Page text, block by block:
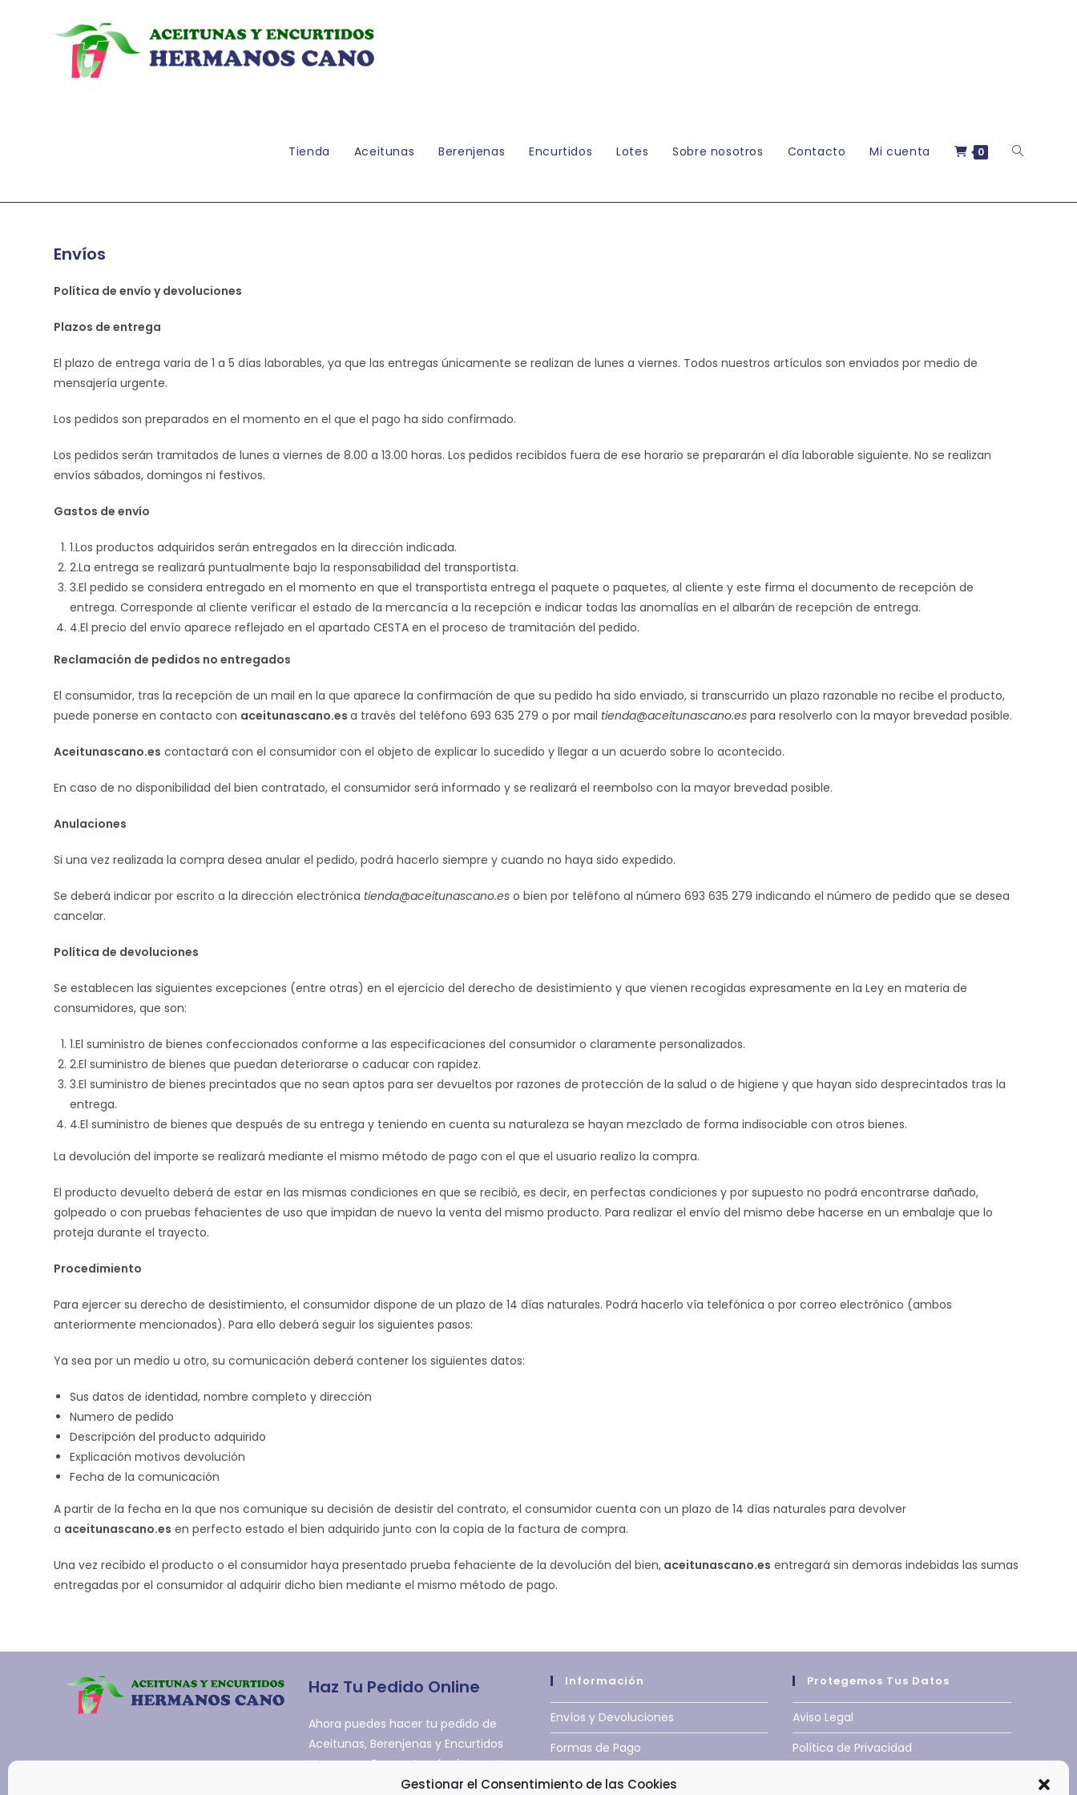
Gestionar el Consentimiento de las Cookies
Tienda Aceitunas Berenjenas Encurtidos Lotes Sobre nosotros Contacto Mi cuenta 0 Alternar
Envíos
Política de envío y devoluciones
Plazos de entrega
El plazo de entrega varia de 1 a 5 días laborables, ya que las entregas únicamente se realizan de lunes a viernes. Todos nuestros artículos son enviados por medio de
mensajería urgente.
Los pedidos son preparados en el momento en el que el pago ha sido confirmado.
Los pedidos serán tramitados de lunes a viernes de 8.00 a 13.00 horas. Los pedidos recibidos fuera de ese horario se prepararán el día laborable siguiente. No se realizan
envíos sábados, domingos ni festivos.
Gastos de envío
1.Los productos adquiridos serán entregados en la dirección indicada.
2.La entrega se realizará puntualmente bajo la responsabilidad del transportista.
3.El pedido se considera entregado en el momento en que el transportista entrega el paquete o paquetes, al cliente y este firma el documento de recepción de
entrega. Corresponde al cliente verificar el estado de la mercancía a la recepción e indicar todas las anomalías en el albarán de recepción de entrega.
4.El precio del envío aparece reflejado en el apartado CESTA en el proceso de tramitación del pedido.
Reclamación de pedidos no entregados
El consumidor, tras la recepción de un mail en la que aparece la confirmación de que su pedido ha sido enviado, si transcurrido un plazo razonable no recibe el producto,
puede ponerse en contacto con aceitunascano.esa través del teléfono 693 635 279 o por mail tienda@aceitunascano.es para resolverlo con la mayor brevedad posible.
Aceitunascano.es contactará con el consumidor con el objeto de explicar lo sucedido y llegar a un acuerdo sobre lo acontecido.
En caso de no disponibilidad del bien contratado, el consumidor será informado y se realizará el reembolso con la mayor brevedad posible.
Anulaciones
Si una vez realizada la compra desea anular el pedido, podrá hacerlo siempre y cuando no haya sido expedido.
Se deberá indicar por escrito a la dirección electrónica tienda@aceitunascano.es o bien por teléfono al número 693 635 279 indicando el número de pedido que se desea
cancelar.
Política de devoluciones
Se establecen las siguientes excepciones (entre otras) en el ejercicio del derecho de desistimiento y que vienen recogidas expresamente en la Ley en materia de
consumidores, que son:
1.El suministro de bienes confeccionados conforme a las especificaciones del consumidor o claramente personalizados.
2.El suministro de bienes que puedan deteriorarse o caducar con rapidez.
3.El suministro de bienes precintados que no sean aptos para ser devueltos por razones de protección de la salud o de higiene y que hayan sido desprecintados tras la
entrega.
4.El suministro de bienes que después de su entrega y teniendo en cuenta su naturaleza se hayan mezclado de forma indisociable con otros bienes.
La devolución del importe se realizará mediante el mismo método de pago con el que el usuario realizo la compra.
El producto devuelto deberá de estar en las mismas condiciones en que se recibió, es decir, en perfectas condiciones y por supuesto no podrá encontrarse dañado,
golpeado o con pruebas fehacientes de uso que impidan de nuevo la venta del mismo producto. Para realizar el envío del mismo debe hacerse en un embalaje que lo
proteja durante el trayecto.
Procedimiento
Para ejercer su derecho de desistimiento, el consumidor dispone de un plazo de 14 días naturales. Podrá hacerlo vía telefónica o por correo electrónico (ambos
anteriormente mencionados). Para ello deberá seguir los siguientes pasos:
Ya sea por un medio u otro, su comunicación deberá contener los siguientes datos:
Sus datos de identidad, nombre completo y dirección
Numero de pedido
Descripción del producto adquirido
Explicación motivos devolución
Fecha de la comunicación
A partir de la fecha en la que nos comunique su decisión de desistir del contrato, el consumidor cuenta con un plazo de 14 días naturales para devolver
a aceitunascano.es en perfecto estado el bien adquirido junto con la copia de la factura de compra.
Una vez recibido el producto o el consumidor haya presentado prueba fehaciente de la devolución del bien, aceitunascano.es entregará sin demoras indebidas las sumas
entregadas por el consumidor al adquirir dicho bien mediante el mismo método de pago.
Haz Tu Pedido Online
Ahora puedes hacer tu pedido de
Aceitunas, Berenjenas y Encurtidos
Hermanos Cano a través de nuestra
Información
Envíos y Devoluciones
Formas de Pago
Términos y Condiciones de Venta
Protegemos Tus Datos
Aviso Legal
Política de Privacidad